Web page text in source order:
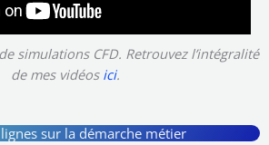
simulations CFD. Retrouvez l’intégralité
de mes vidéos ici.
sur la démarche métier